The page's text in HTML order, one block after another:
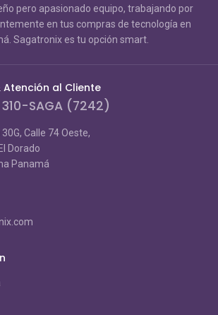
pero apasionado equipo, trabajando por
en tus compras de tecnología en
Sagatronix es tu opción smart.
Atención al Cliente
SAGA (7242)
Calle 74 Oeste,
Dorado
Panamá